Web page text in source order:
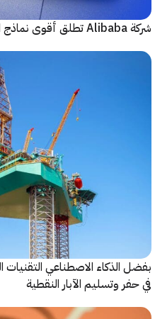
الاصطناعي التقنيات
وتسليم الآبار النقطية